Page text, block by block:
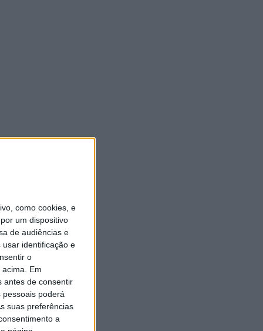
como cookies, e
um dispositivo
de audiências e
identificação e
o
Em
antes de consentir
pessoais poderá
suas preferências
a